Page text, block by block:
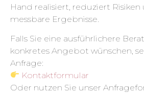
Hand realisiert, reduziert
messbare Ergebnisse.
Falls Sie eine ausführlichere
konkretes Angebot wünschen,
Anfrage:
Kontaktformular
Oder nutzen Sie unser